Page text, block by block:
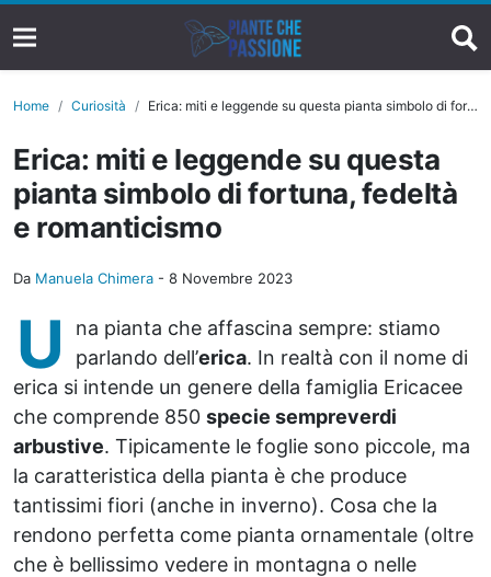
Home Curiosità Erica: miti e leggende su questa pianta simbolo di fortuna, fedeltà e romanticismo
Erica: miti e leggende su questa
pianta simbolo di fortuna, fedeltà
e romanticismo
Da Manuela Chimera - 8 Novembre 2023
U
na pianta che affascina sempre: stiamo
parlando dell’erica. In realtà con il nome di
erica si intende un genere della famiglia Ericacee
che comprende 850 specie sempreverdi
arbustive. Tipicamente le foglie sono piccole, ma
la caratteristica della pianta è che produce
tantissimi fiori (anche in inverno). Cosa che la
rendono perfetta come pianta ornamentale (oltre
che è bellissimo vedere in montagna o nelle